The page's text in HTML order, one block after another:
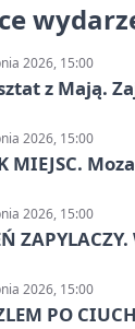
2026, 15:00
z Mają.
2026, 15:00
MIEJSC.
2026, 15:00
2026, 15:00
PO